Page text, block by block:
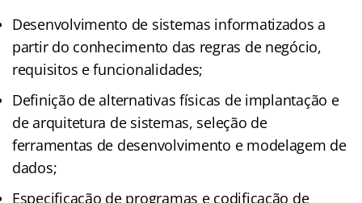
Desenvolvimento de sistemas informatizados a
partir do conhecimento das regras de negócio,
requisitos e funcionalidades;
Definição de alternativas físicas de implantação e
de arquitetura de sistemas, seleção de
ferramentas de desenvolvimento e modelagem de
dados;
Especificação de programas e codificação de